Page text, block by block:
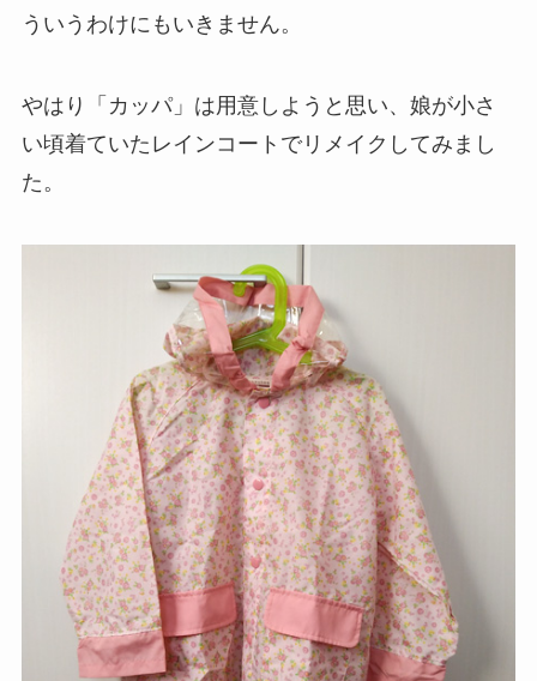
ういうわけにもいきません。
やはり「カッパ」は用意しようと思い、娘が小さ
い頃着ていたレインコートでリメイクしてみまし
た。